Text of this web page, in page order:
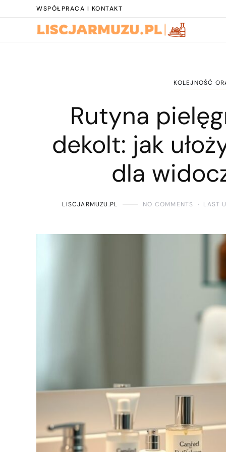
WSPÓŁPRACA I KONTAKT
KOLEJNOŚĆ
Rutyna
dekolt: jak
dla
LISCJARMUZU.PL NO COMMENTS LAST